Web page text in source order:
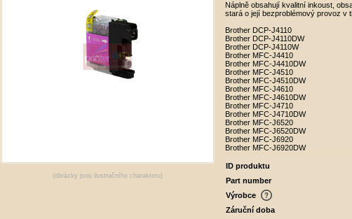
(obrázky jsou ilustračního charakteru)
Náplně obsahují kvalitní inkoust,
stará o její bezproblémový provoz v
Brother DCP-J4110
Brother DCP-J4110DW
Brother DCP-J4110W
Brother MFC-J4410
Brother MFC-J4410DW
Brother MFC-J4510
Brother MFC-J4510DW
Brother MFC-J4610
Brother MFC-J4610DW
Brother MFC-J4710
Brother MFC-J4710DW
Brother MFC-J6520
Brother MFC-J6520DW
Brother MFC-J6920
Brother MFC-J6920DW
ID produktu
Part number
Výrobce
Záruční doba